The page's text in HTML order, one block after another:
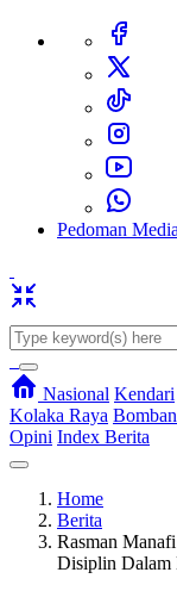
Pedoman
Nasional Kendari
Kolaka Raya
Opini Index Berita
Home
Berita
Rasman
Disiplin Dalam